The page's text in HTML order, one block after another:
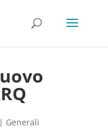
Generali